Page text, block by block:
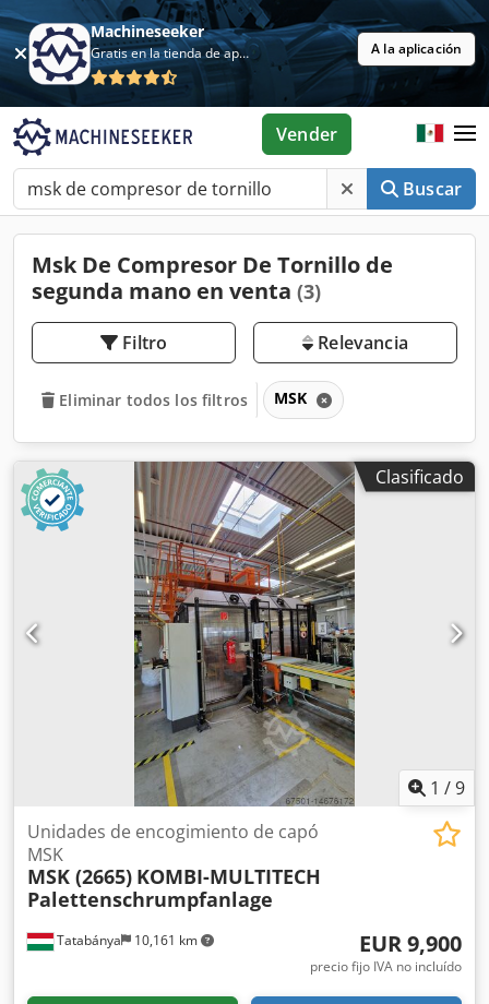
Machineseeker
Gratis en la tienda de aplicaciones A la aplicación
Buscar
Vender
Msk De Compresor De Tornillo de
segunda mano en venta (3)
Filtro Relevancia
Eliminar todos los filtros MSK
Clasificado
1 /9
Tatabánya 10,161 km
Unidades de encogimiento de capó
MSK
MSK (2665) KOMBI-MULTITECH
Palettenschrumpfanlage
EUR 9,900
precio fijo IVA no incluído